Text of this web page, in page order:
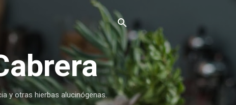
y otras hierbas alucinógenas.